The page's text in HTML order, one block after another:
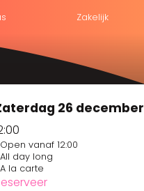
Zakelijk
26 december
Open vanaf 12:00
All day long
A la carte